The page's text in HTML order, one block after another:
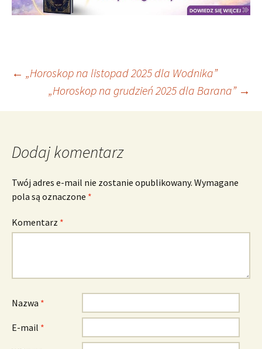
Nawigacja
wpisu
← „Horoskop na listopad 2025 dla Wodnika”
„Horoskop na grudzień 2025 dla Barana” →
Dodaj komentarz
Twój adres e-mail nie zostanie opublikowany. Wymagane
pola są oznaczone *
Komentarz *
Nazwa *
E-mail *